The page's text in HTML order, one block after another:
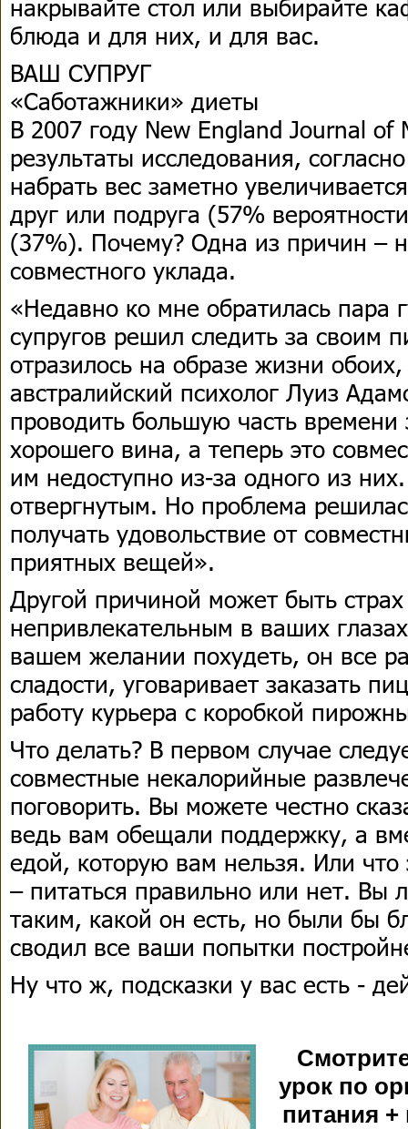
накрывайте стол или выбирайте
блюда и для них, и для вас.
ВАШ СУПРУГ
«Саботажники» диеты
В 2007 году New England Journal of
результаты исследования,
набрать вес заметно
друг или подруга (57%
(37%). Почему? Одна из причин –
совместного уклада.
«Недавно ко мне обратилась пара
супругов решил следить за своим
отразилось на образе жизни
австралийский психолог Луиз
проводить большую часть времени
хорошего вина, а теперь это
им недоступно из-за одного из
отвергнутым. Но проблема
получать удовольствие от
приятных вещей».
Другой причиной может быть страх
непривлекательным в ваших
вашем желании похудеть, он все
сладости, уговаривает заказать
работу курьера с коробкой
Что делать? В первом случае
совместные некалорийные
поговорить. Вы можете честно
ведь вам обещали поддержку, а
едой, которую вам нельзя. Или
– питаться правильно или нет. Вы
таким, какой он есть, но были бы
сводил все ваши попытки
Ну что ж, подсказки у вас есть -
урок по
питания +